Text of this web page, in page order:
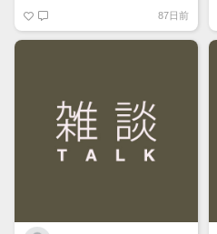
「下書き」へ戻ります。
トップページでお気に入り登録が
できるようになりました。
87日前